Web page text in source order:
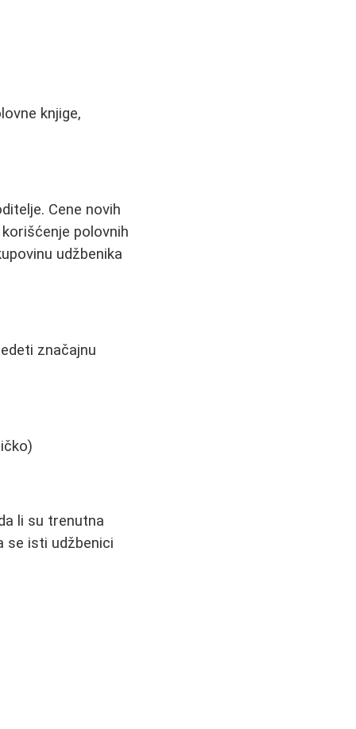
knjige,
Cene novih
polovnih
udžbenika
značajnu
li su trenutna
se isti udžbenici